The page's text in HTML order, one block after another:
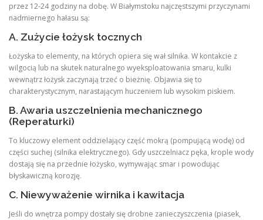
przez 12-24 godziny na dobę. W Białymstoku najczęstszymi przyczynami
nadmiernego hałasu są:
A. Zużycie łożysk tocznych
Łożyska to elementy, na których opiera się wał silnika. W kontakcie z
wilgocią lub na skutek naturalnego wyeksploatowania smaru, kulki
wewnątrz łożysk zaczynają trzeć o bieżnię. Objawia się to
charakterystycznym, narastającym huczeniem lub wysokim piskiem.
B. Awaria uszczelnienia mechanicznego
(Reperaturki)
To kluczowy element oddzielający część mokrą (pompującą wodę) od
części suchej (silnika elektrycznego). Gdy uszczelniacz pęka, krople wody
dostają się na przednie łożysko, wymywając smar i powodując
błyskawiczną korozję.
C. Niewyważenie wirnika i kawitacja
Jeśli do wnętrza pompy dostały się drobne zanieczyszczenia (piasek,